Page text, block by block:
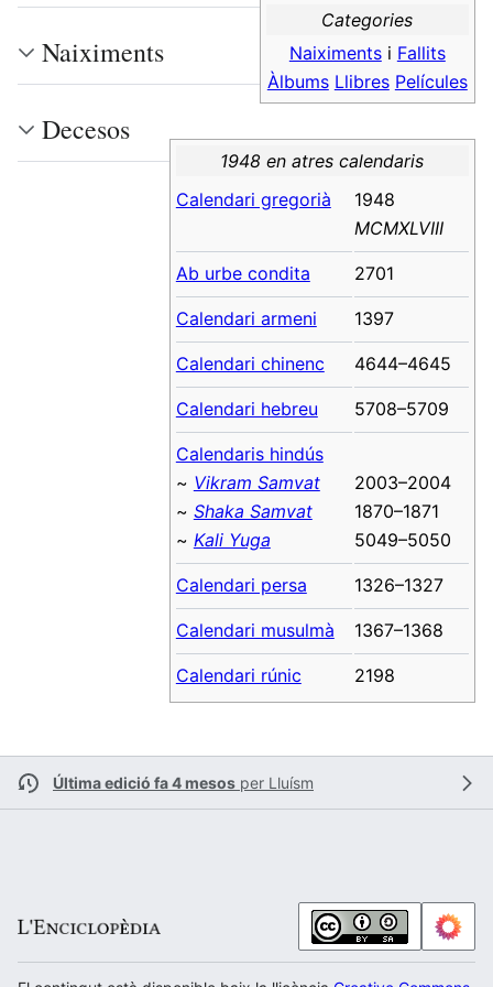
Categories
Naiximentsi Fallits
Àlbums Llibres Películes
1948 en atres calendaris
Calendari gregorià
1948
MCMXLVIII
Ab urbe condita 2701
Calendari armeni 1397
Calendari chinenc 4644–4645
Calendari hebreu 5708–5709
Calendaris hindús
~ Vikram Samvat
~ Shaka Samvat
~ Kali Yuga
2003–2004
1870–1871
5049–5050
Calendari persa 1326–1327
Calendari musulmà 1367–1368
Calendari rúnic 2198
Naiximents
Decesos
Última edició fa 4 mesos per Lluísm